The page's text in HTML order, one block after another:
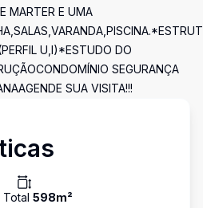
MARTER E UMA
U,I)*ESTUDO DO
SEGURANÇA
SUA VISITA!!!
Total 598m²